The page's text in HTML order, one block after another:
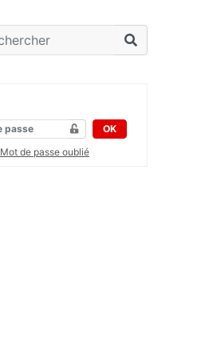
OK
Mot de passe oublié